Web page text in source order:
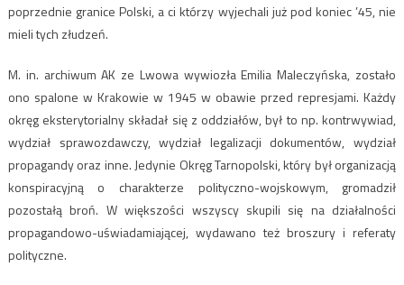
poprzednie granice Polski, a ci którzy wyjechali już pod koniec ’45, nie
mieli tych złudzeń.
M. in. archiwum AK ze Lwowa wywiozła Emilia Maleczyńska, zostało
ono spalone w Krakowie w 1945 w obawie przed represjami. Każdy
okręg eksterytorialny składał się z oddziałów, był to np. kontrwywiad,
wydział sprawozdawczy, wydział legalizacji dokumentów, wydział
propagandy oraz inne. Jedynie Okręg Tarnopolski, który był organizacją
konspiracyjną o charakterze polityczno-wojskowym, gromadził
pozostałą broń. W większości wszyscy skupili się na działalności
propagandowo-uświadamiającej, wydawano też broszury i referaty
polityczne.